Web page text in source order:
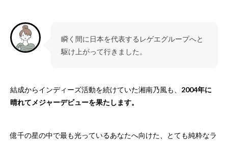
瞬く間に日本を代表するレゲエグループへと
駆け上がって行きました。
結成からインディーズ活動を続けていた湘南乃風も、 2004年に
晴れてメジャーデビューを果たします。
億千の星の中で最も光っているあなたへ向けた、とても純粋なラ